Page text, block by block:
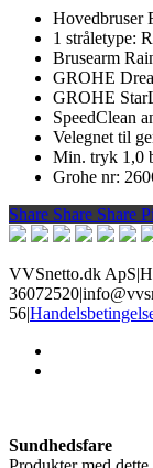
Hovedbruser
1 stråletype:
Brusearm
GROHE
GROHE
SpeedClean
Velegnet til
Min. tryk 1,0
Grohe nr:
Share
Share Share Share
VVSnetto.dk ApS|
36072520|
56|
Sundhedsfare